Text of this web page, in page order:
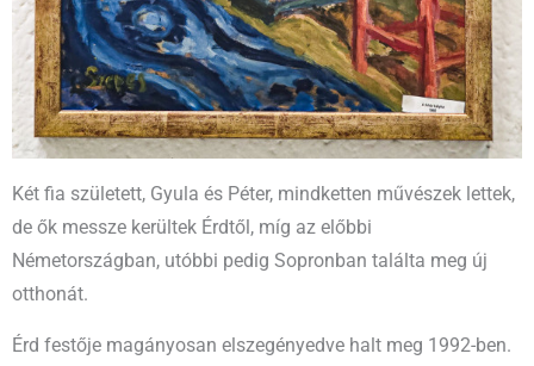
Két fia született, Gyula és Péter, mindketten művészek lettek,
de ők messze kerültek Érdtől, míg az előbbi
Németországban, utóbbi pedig Sopronban találta meg új
otthonát.
Érd festője magányosan elszegényedve halt meg 1992-ben.